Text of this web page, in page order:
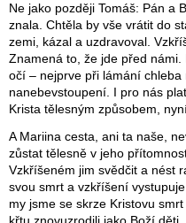
Ne jako později Tomáš: Pán a
znala. Chtěla by vše vrátit do
zemi, kázal a uzdravoval.
Znamená to, že jde před
očí – nejprve při lámání
nanebevstoupení. I pro nás
Krista tělesným způsobem,
A Mariina cesta, ani ta naše,
zůstat tělesně v jeho
Vzkříšeném jim svědčit a nést
svou smrt a vzkříšení
my jsme se skrze Kristovu